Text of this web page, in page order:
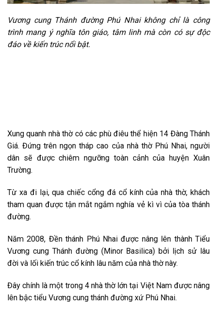
Vương cung Thánh đường Phú Nhai không chỉ là công
trình mang ý nghĩa tôn giáo, tâm linh mà còn có sự độc
đáo về kiến trúc nổi bật.
Xung quanh nhà thờ có các phù điêu thể hiện 14 Đàng Thánh
Giá. Đứng trên ngọn tháp cao của nhà thờ Phú Nhai, người
dân sẽ được chiêm ngưỡng toàn cảnh của huyện Xuân
Trường.
Từ xa đi lại, qua chiếc cổng đá cổ kính của nhà thờ, khách
tham quan được tận mắt ngắm nghía vẻ kì vì của tòa thánh
đường.
Năm 2008, Đền thánh Phú Nhai được nâng lên thành Tiểu
Vương cung Thánh đường (Minor Basilica) bởi lịch sử lâu
đời và lối kiến trúc cổ kính lâu năm của nhà thờ này.
Đây chính là một trong 4 nhà thờ lớn tại Việt Nam được nâng
lên bậc tiểu Vương cung thánh đường xứ Phú Nhai.